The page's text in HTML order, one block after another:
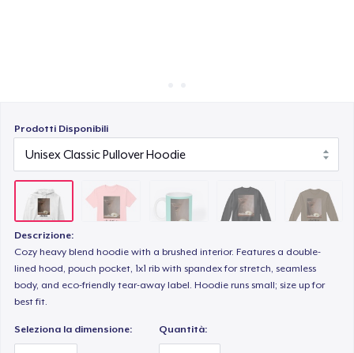
Prodotti Disponibili
Descrizione:
Cozy heavy blend hoodie with a brushed interior. Features a double-
lined hood, pouch pocket, 1x1 rib with spandex for stretch, seamless
body, and eco-friendly tear-away label. Hoodie runs small; size up for
best fit.
Seleziona la dimensione: Quantità: